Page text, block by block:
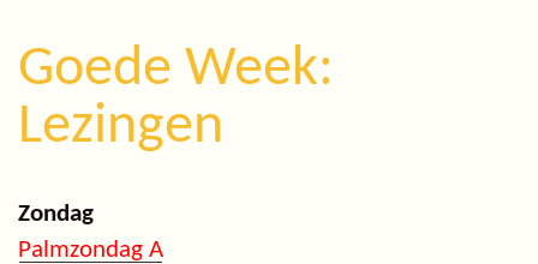
Goede Week:
Lezingen
Zondag
Palmzondag A